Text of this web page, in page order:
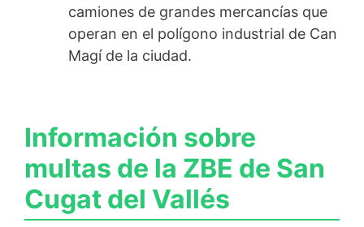
camiones de grandes mercancías que
operan en el polígono industrial de Can
Magí de la ciudad.
Información sobre
multas de la ZBE de San
Cugat del Vallés